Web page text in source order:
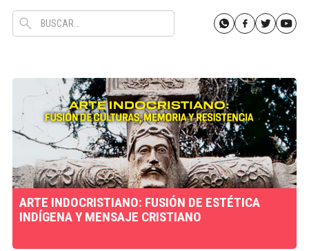
ARTE INDOCRISTIANO: FUSIÓN DE ESTÉTICA
INDÍGENA Y MENSAJE CRISTIANO